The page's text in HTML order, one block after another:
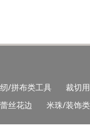
/拼布类工具
裁切
丝花边 米珠/装饰